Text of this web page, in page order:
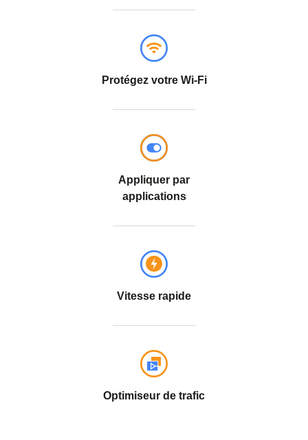
Protégez votre Wi-Fi
Appliquer par
applications
Vitesse rapide
Optimiseur de trafic